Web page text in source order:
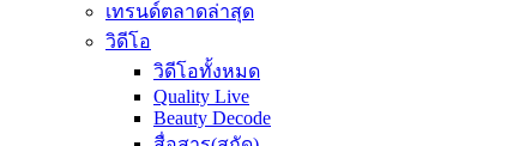
เทรนด์ตลาดล่าสุด
วิดีโอ
วิดีโอทั้งหมด
Quality Live
Beauty Decode